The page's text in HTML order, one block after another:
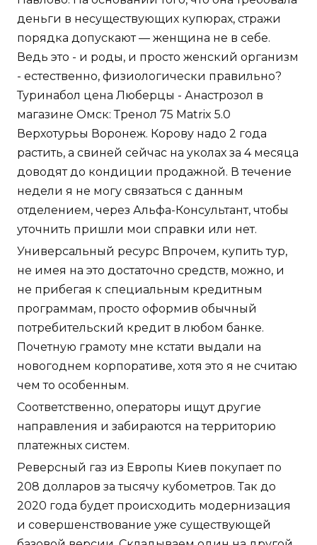
деньги в несуществующих купюрах, стражи
порядка допускают — женщина не в себе.
Ведь это - и роды, и просто женский организм
- естественно, физиологически правильно?
Туринабол цена Люберцы - Анастрозол в
магазине Омск: Тренол 75 Matrix 5.0
Верхотурьы Воронеж. Корову надо 2 года
растить, а свиней сейчас на уколах за 4 месяца
доводят до кондиции продажной. В течение
недели я не могу связаться с данным
отделением, через Альфа-Консультант, чтобы
уточнить пришли мои справки или нет.
Универсальный ресурс Впрочем, купить тур,
не имея на это достаточно средств, можно, и
не прибегая к специальным кредитным
программам, просто оформив обычный
потребительский кредит в любом банке.
Почетную грамоту мне кстати выдали на
новогоднем корпоративе, хотя это я не считаю
чем то особенным.
Соответственно, операторы ищут другие
направления и забираются на территорию
платежных систем.
Реверсный газ из Европы Киев покупает по
208 долларов за тысячу кубометров. Так до
2020 года будет происходить модернизация
и совершенствование уже существующей